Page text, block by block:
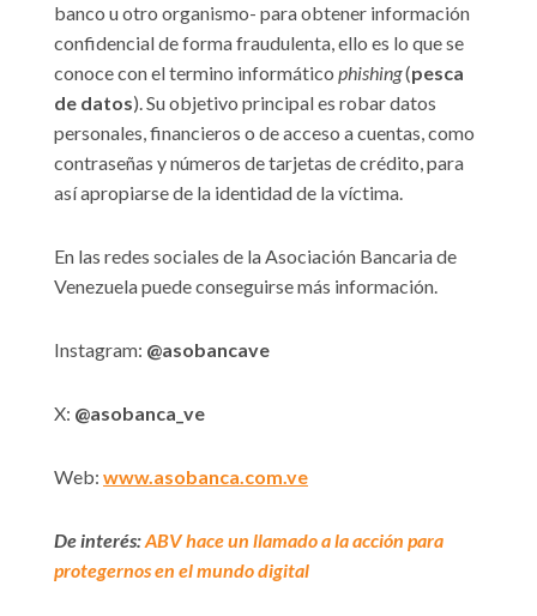
banco u otro organismo- para obtener información
confidencial de forma fraudulenta, ello es lo que se
conoce con el termino informático phishing(pesca
de datos). Su objetivo principal es robar datos
personales, financieros o de acceso a cuentas, como
contraseñas y números de tarjetas de crédito, para
así apropiarse de la identidad de la víctima.
En las redes sociales de la Asociación Bancaria de
Venezuela puede conseguirse más información.
Instagram: @asobancave
X: @asobanca_ve
Web: www.asobanca.com.ve
De interés:ABV hace un llamado a la acción para
protegernos en el mundo digital